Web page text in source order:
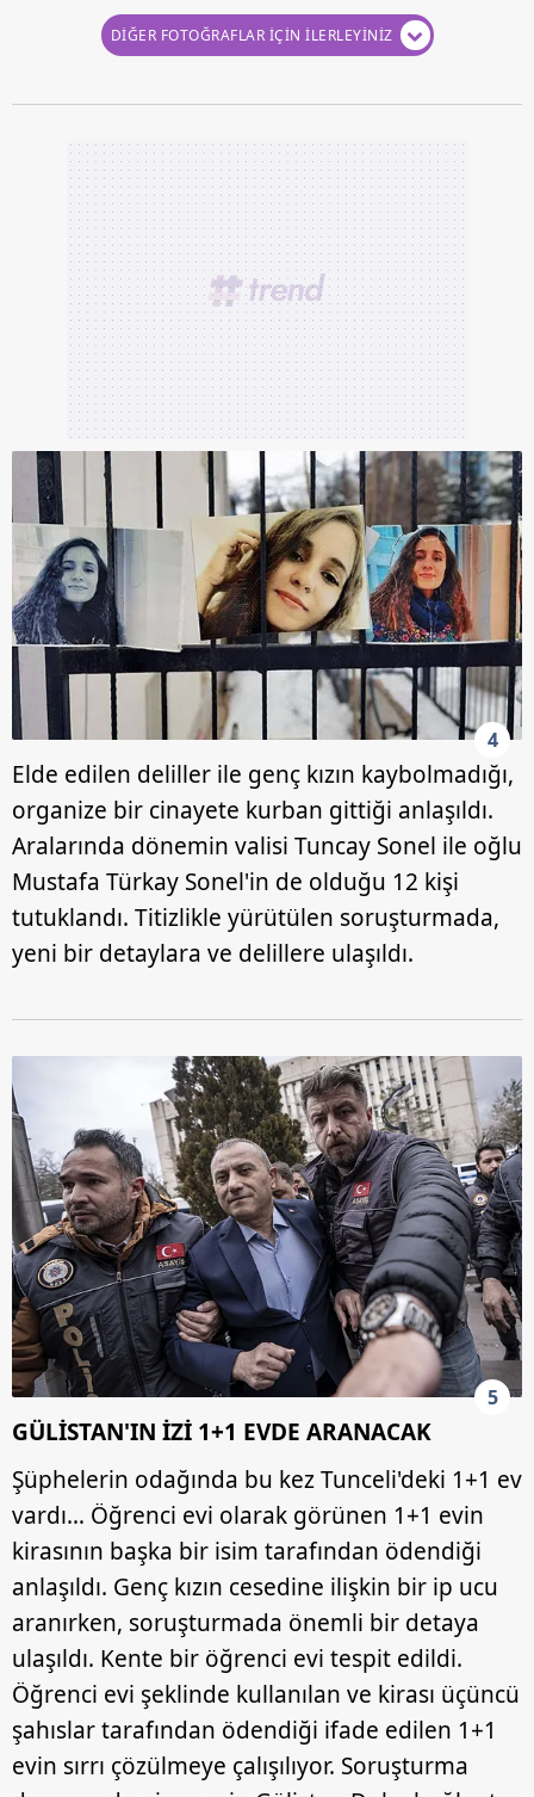
DİĞER FOTOĞRAFLAR İÇİN İLERLEYİNİZ
4
Elde edilen deliller ile genç kızın kaybolmadığı,
organize bir cinayete kurban gittiği anlaşıldı.
Aralarında dönemin valisi Tuncay Sonel ile oğlu
Mustafa Türkay Sonel'in de olduğu 12 kişi
tutuklandı. Titizlikle yürütülen soruşturmada,
yeni bir detaylara ve delillere ulaşıldı.
5
GÜLİSTAN'IN İZİ 1+1 EVDE ARANACAK
Şüphelerin odağında bu kez Tunceli'deki 1+1 ev
vardı… Öğrenci evi olarak görünen 1+1 evin
kirasının başka bir isim tarafından ödendiği
anlaşıldı. Genç kızın cesedine ilişkin bir ip ucu
aranırken, soruşturmada önemli bir detaya
ulaşıldı. Kente bir öğrenci evi tespit edildi.
Öğrenci evi şeklinde kullanılan ve kirası üçüncü
şahıslar tarafından ödendiği ifade edilen 1+1
evin sırrı çözülmeye çalışılıyor. Soruşturma